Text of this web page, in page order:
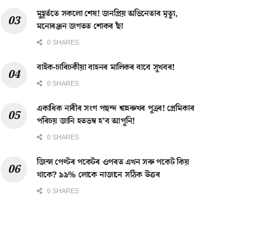
মুহূৰ্ততে সকলো শেষ! জনপ্ৰিয় অভিনেতাৰ মৃত্যু,
মনোৰঞ্জন জগতত শোকৰ ছাঁ
0 SHARES
বাইক-চাৰিচকীয়া বাহনৰ মালিকৰ বাবে সুখবৰ!
0 SHARES
একাধিক নাৰীৰ সংগ পছন্দ শ্বাহৰুখৰ পুত্ৰৰ! প্ৰেমিকাৰ
পৰিচয় জানি হতভম্ব হ’ব আপুনি!
0 SHARES
জিন্স পেণ্টৰ পকেটৰ ওপৰত এখন সৰু পকেট কিয়
থাকে? ৯৯% লোকে নাজানে সঠিক উত্তৰ
0 SHARES